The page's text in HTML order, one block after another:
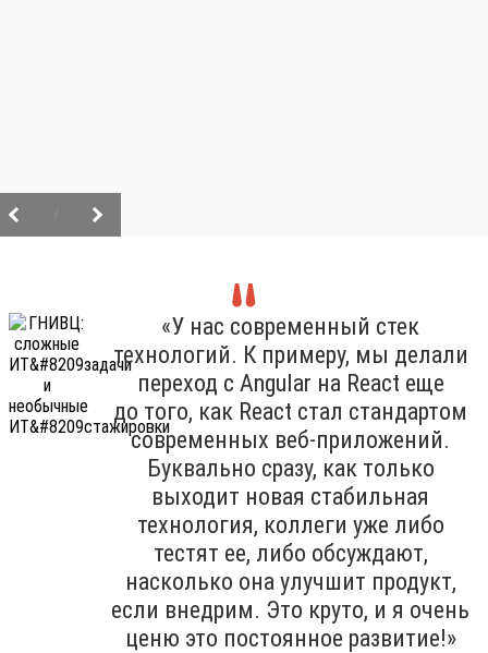
«У нас современный стек
технологий. К примеру, мы делали
переход с Angular на React еще
до того, как React стал стандартом
современных веб-приложений.
Буквально сразу, как только
выходит новая стабильная
технология, коллеги уже либо
тестят ее, либо обсуждают,
насколько она улучшит продукт,
если внедрим. Это круто, и я очень
ценю это постоянное развитие!»